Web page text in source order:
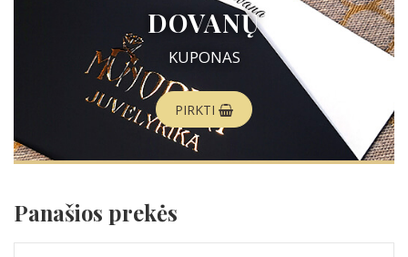
DOVANŲ
KUPONAS
PIRKTI
Panašios prekės